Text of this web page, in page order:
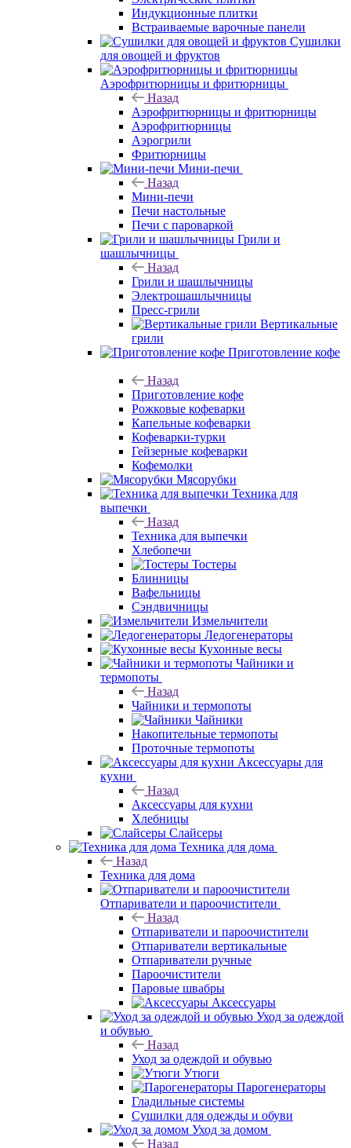
Индукционные плитки
Встраиваемые варочные панели
Сушилки
для овощей и фруктов
Аэрофритюрницы и фритюрницы
Назад
Аэрофритюрницы и фритюрницы
Аэрофритюрницы
Аэрогрили
Фритюрницы
Мини-печи
Назад
Мини-печи
Печи настольные
Печи с пароваркой
Грили и
шашлычницы
Назад
Грили и шашлычницы
Электрошашлычницы
Пресс-грили
Вертикальные
грили
Приготовление кофе
Назад
Приготовление кофе
Рожковые кофеварки
Капельные кофеварки
Кофеварки-турки
Гейзерные кофеварки
Кофемолки
Мясорубки
Техника для
выпечки
Назад
Техника для выпечки
Хлебопечи
Тостеры
Блинницы
Вафельницы
Сэндвичницы
Измельчители
Ледогенераторы
Кухонные весы
Чайники и
термопоты
Назад
Чайники и термопоты
Чайники
Накопительные термопоты
Проточные термопоты
Аксессуары для
кухни
Назад
Аксессуары для кухни
Хлебницы
Слайсеры
Техника для дома
Назад
Техника для дома
Отпариватели и пароочистители
Назад
Отпариватели и пароочистители
Отпариватели вертикальные
Отпариватели ручные
Пароочистители
Паровые швабры
Аксессуары
Уход за одеждой
и обувью
Назад
Уход за одеждой и обувью
Утюги
Парогенераторы
Гладильные системы
Сушилки для одежды и обуви
Уход за домом
Назад